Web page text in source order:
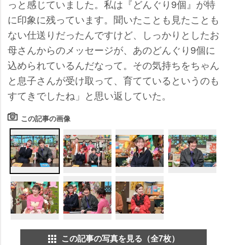
っと感じていました。私は『どんぐり9個』が特
に印象に残っています。聞いたことも見たことも
ない仕送りだったんですけど、しっかりとしたお
母さんからのメッセージが、あのどんぐり9個に
込められているんだなって。その気持ちをちゃん
と息子さんが受け取って、育てているというのも
すてきでしたね」と思い返していた。
この記事の画像
この記事の写真を見る（全7枚）